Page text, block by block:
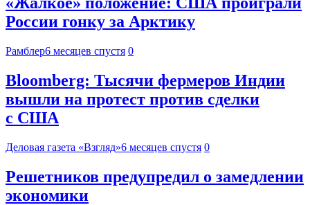
России гонку за Арктику
Рамблер6 месяцев спустя 0
Bloomberg: Тысячи фермеров Индии
вышли на протест против сделки
с США
Деловая газета «Взгляд»6 месяцев спустя 0
Решетников предупредил о замедлении
экономики